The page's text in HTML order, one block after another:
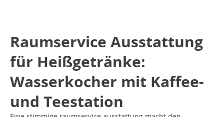
Raumservice Ausstattung
für Heißgetränke:
Wasserkocher mit Kaffee-
und Teestation